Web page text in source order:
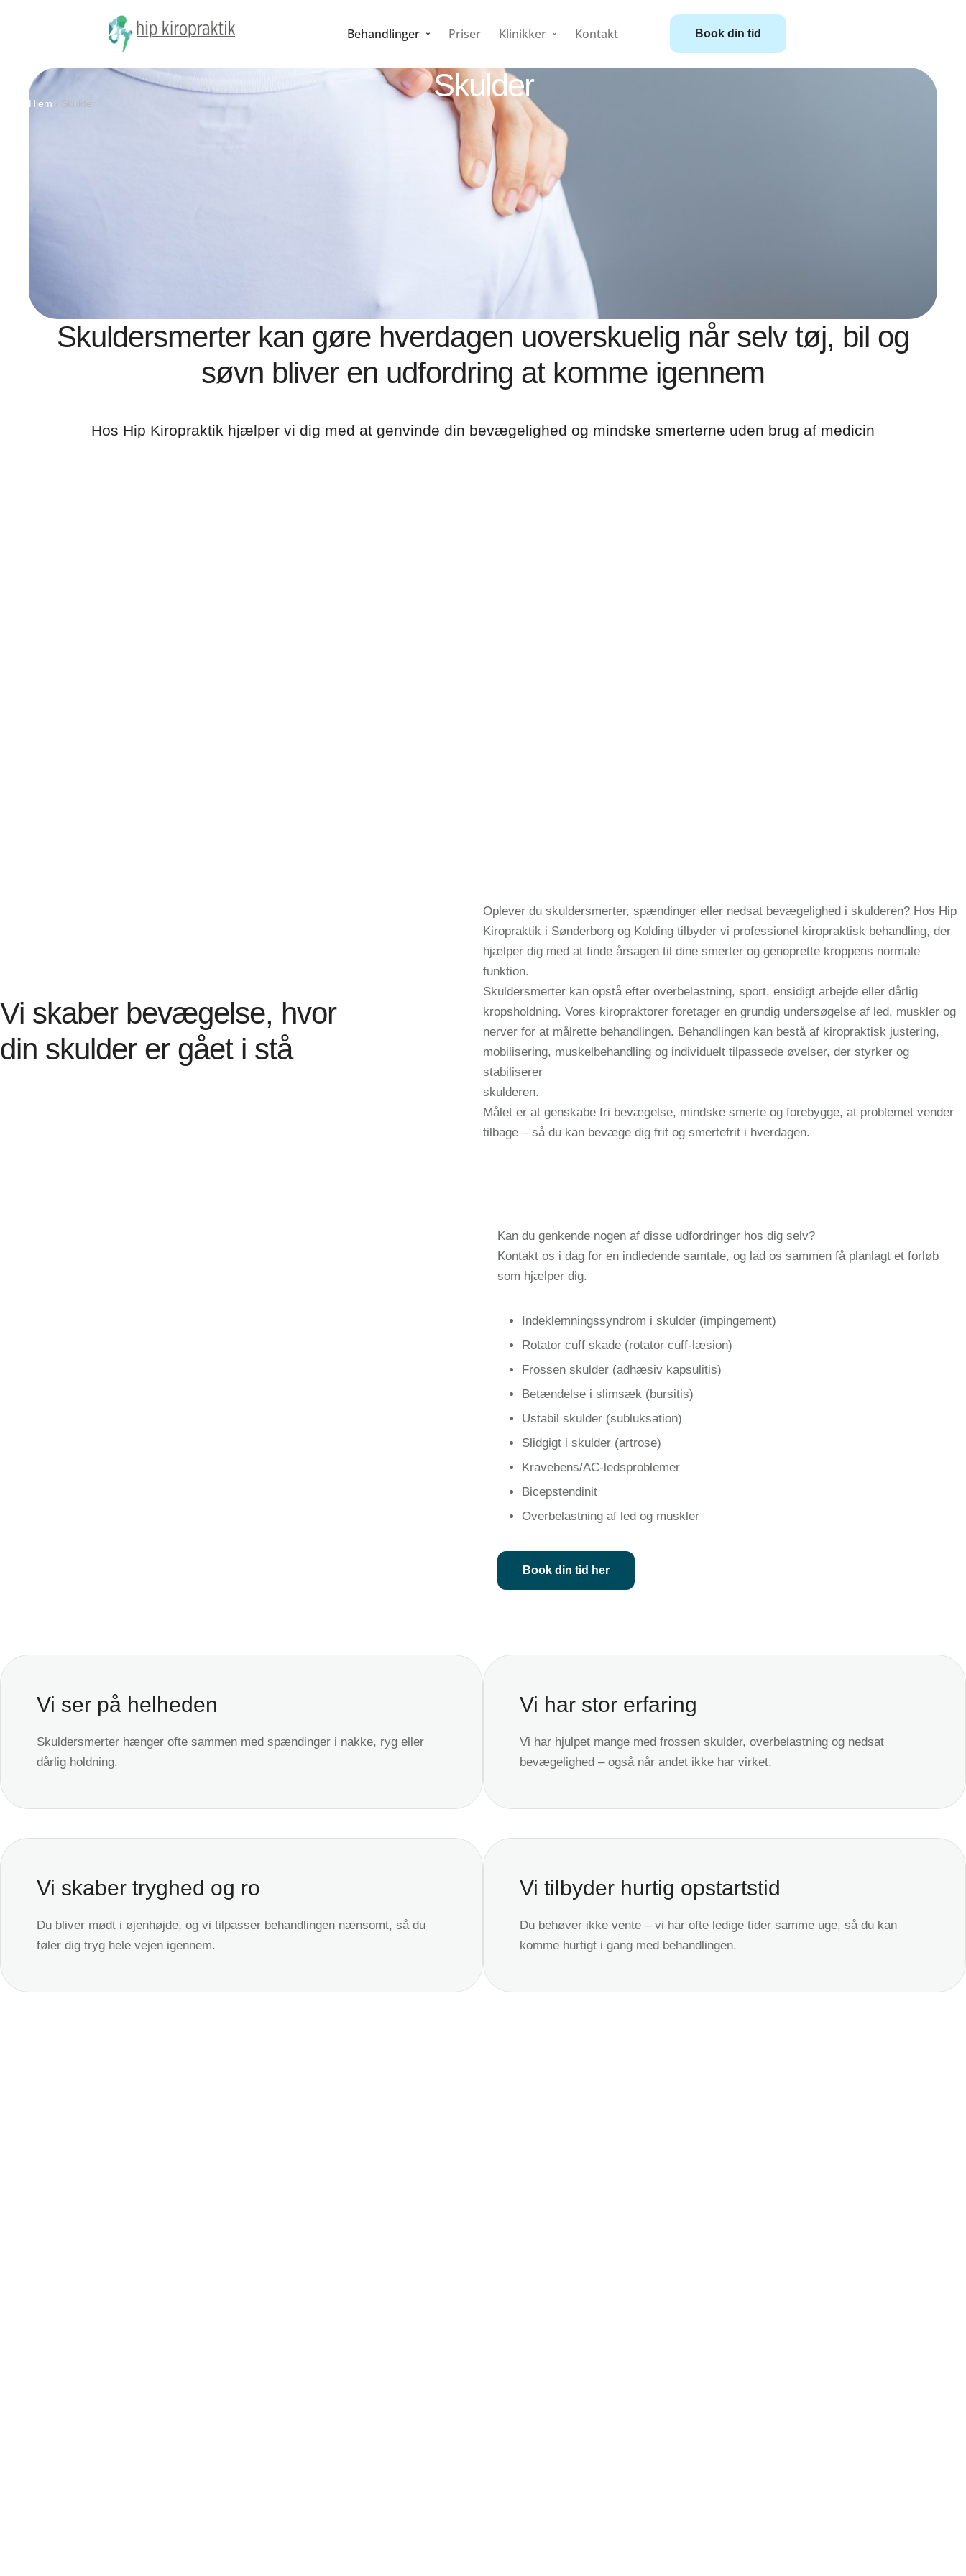
Behandlinger Priser Klinikker Kontakt Book din tid
Skulder
Hjem / Skulder
Skuldersmerter kan gøre hverdagen uoverskuelig når selv tøj, bil og
søvn bliver en udfordring at komme igennem
Hos Hip Kiropraktik hjælper vi dig med at genvinde din bevægelighed og mindske smerterne uden brug af medicin
Vi skaber bevægelse, hvor
din skulder er gået i stå
Oplever du skuldersmerter, spændinger eller nedsat bevægelighed i skulderen? Hos Hip
Kiropraktik i Sønderborg og Kolding tilbyder vi professionel kiropraktisk behandling, der
hjælper dig med at finde årsagen til dine smerter og genoprette kroppens normale
funktion.
Skuldersmerter kan opstå efter overbelastning, sport, ensidigt arbejde eller dårlig
kropsholdning. Vores kiropraktorer foretager en grundig undersøgelse af led, muskler og
nerver for at målrette behandlingen. Behandlingen kan bestå af kiropraktisk justering,
mobilisering, muskelbehandling og individuelt tilpassede øvelser, der styrker og
stabiliserer
skulderen.
Målet er at genskabe fri bevægelse, mindske smerte og forebygge, at problemet vender
tilbage – så du kan bevæge dig frit og smertefrit i hverdagen.
Kan du genkende nogen af disse udfordringer hos dig selv?
Kontakt os i dag for en indledende samtale, og lad os sammen få planlagt et forløb
som hjælper dig.
Indeklemningssyndrom i skulder (impingement)
Rotator cuff skade (rotator cuff-læsion)
Frossen skulder (adhæsiv kapsulitis)
Betændelse i slimsæk (bursitis)
Ustabil skulder (subluksation)
Slidgigt i skulder (artrose)
Kravebens/AC-ledsproblemer
Bicepstendinit
Overbelastning af led og muskler
Book din tid her
Vi ser på helheden
Skuldersmerter hænger ofte sammen med spændinger i nakke, ryg eller
dårlig holdning.
Vi har stor erfaring
Vi har hjulpet mange med frossen skulder, overbelastning og nedsat
bevægelighed – også når andet ikke har virket.
Vi skaber tryghed og ro
Du bliver mødt i øjenhøjde, og vi tilpasser behandlingen nænsomt, så du
føler dig tryg hele vejen igennem.
Vi tilbyder hurtig opstartstid
Du behøver ikke vente – vi har ofte ledige tider samme uge, så du kan
komme hurtigt i gang med behandlingen.